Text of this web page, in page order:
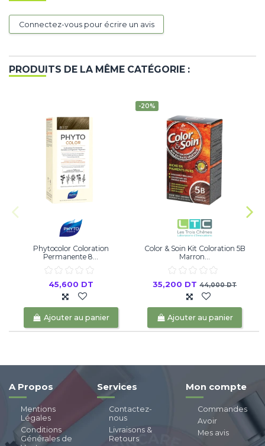
Connectez-vous pour écrire un avis
PRODUITS DE LA MÊME CATÉGORIE :
Phytocolor Coloration
Permanente 8...
45,600 DT
Ajouter au panier
-20%
Color & Soin Kit Coloration 5B
Marron...
35,200 DT44,000 DT
Ajouter au panier
A Propos
Mentions
Légales
Conditions
Générales de
Services
Contactez-
nous
Livraisons &
Retours
Mon compte
Commandes
Avoir
Mes avis